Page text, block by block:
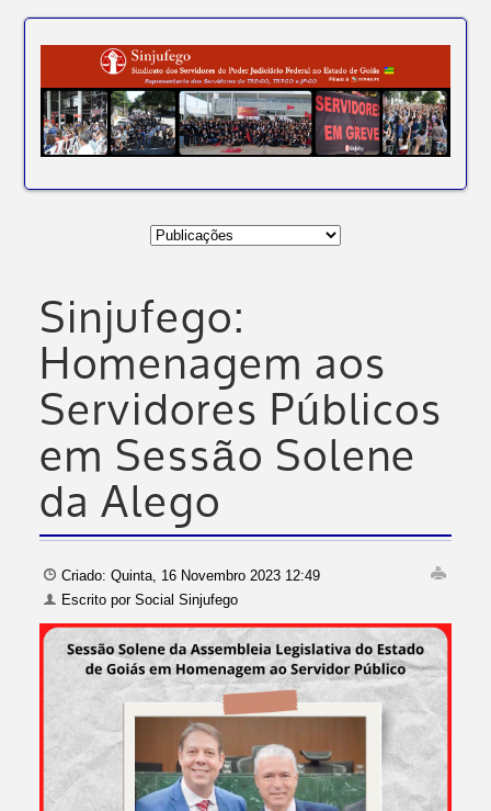
Sinjufego:
Homenagem aos
Servidores Públicos
em Sessão Solene
da Alego
Criado: Quinta, 16 Novembro 2023 12:49
Escrito porSocial Sinjufego